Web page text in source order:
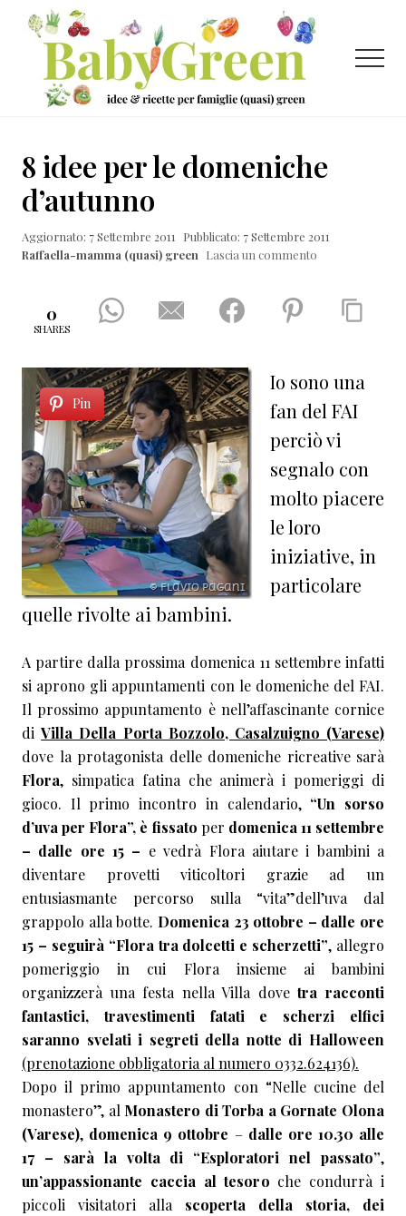
Menu
Passa
contenuto
principale
Passa
laterale
primaria
Passa
ricette
per
famiglie
Menu
8 idee per le domeniche
d’autunno
Aggiornato: 7 Settembre 2011
Pubblicato: 7 Settembre 2011
Raffaella-mamma (quasi) green Lascia un commento
0
SHARES
Pin
Io sono una
fan del FAI
perciò vi
segnalo con
molto piacere
le loro
iniziative, in
particolare
quelle rivolte ai bambini.
A partire dalla prossima domenica 11 settembre infatti
si aprono gli appuntamenti con le domeniche del FAI.
Il prossimo appuntamento è nell’affascinante cornice
diVilla Della Porta Bozzolo, Casalzuigno (Varese)
dove la protagonista delle domeniche ricreative sarà
Flora, simpatica fatina che animerà i pomeriggi di
gioco. Il primo incontro in calendario, “Un sorso
d’uva per Flora”, è fissato per domenica 11 settembre
– dalle ore 15 – e vedrà Flora aiutare i bambini a
diventare provetti viticoltori grazie ad un
entusiasmante percorso sulla “vita”dell’uva dal
grappolo alla botte. Domenica 23 ottobre – dalle ore
15 – seguirà “Flora tra dolcetti e scherzetti”, allegro
pomeriggio in cui Flora insieme ai bambini
organizzerà una festa nella Villa dovetra racconti
fantastici, travestimenti fatati e scherzi elfici
saranno svelati i segreti della notte di Halloween
(prenotazione obbligatoria al numero 0332.624136).
Dopo il primo appuntamento con “Nelle cucine del
monastero”, al Monastero di Torba a Gornate Olona
(Varese), domenica 9 ottobre – dalle ore 10.30 alle
17 – sarà la volta di “Esploratori nel passato”,
un’appassionante caccia al tesoro che condurrà i
piccoli visitatori alla scoperta della storia, dei